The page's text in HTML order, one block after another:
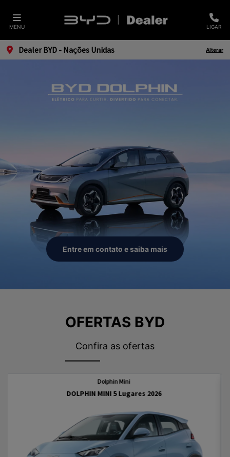
MENU LIGAR
Dealer BYD - Nações Unidas Alterar
Entre em contato e saiba mais
OFERTAS BYD
Confira as ofertas
Dolphin
BYD Dolphin
DOLPHIN GS